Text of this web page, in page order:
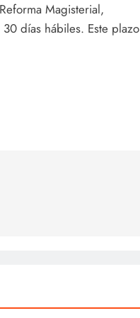
Magisterial,
días hábiles. Este plazo